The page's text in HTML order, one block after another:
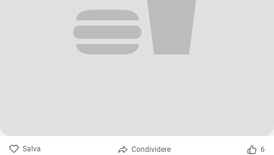
Salva Condividere 6